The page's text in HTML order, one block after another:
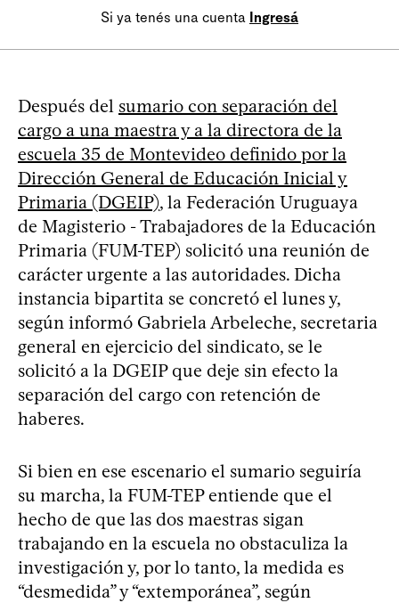
Si ya tenés una cuenta Ingresá
Después del sumario con separación del
cargo a una maestra y a la directora de la
escuela 35 de Montevideo definido por la
Dirección General de Educación Inicial y
Primaria (DGEIP), la Federación Uruguaya
de Magisterio - Trabajadores de la Educación
Primaria (FUM-TEP) solicitó una reunión de
carácter urgente a las autoridades. Dicha
instancia bipartita se concretó el lunes y,
según informó Gabriela Arbeleche, secretaria
general en ejercicio del sindicato, se le
solicitó a la DGEIP que deje sin efecto la
separación del cargo con retención de
haberes.
Si bien en ese escenario el sumario seguiría
su marcha, la FUM-TEP entiende que el
hecho de que las dos maestras sigan
trabajando en la escuela no obstaculiza la
investigación y, por lo tanto, la medida es
“desmedida” y “extemporánea”, según